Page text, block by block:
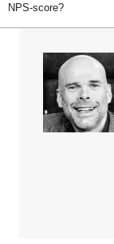
NPS-score?